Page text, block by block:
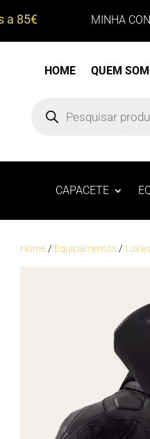
a 85€ MINHA
HOME QUEM
search
CAPACETE
Home / Equipamentos / Luvas